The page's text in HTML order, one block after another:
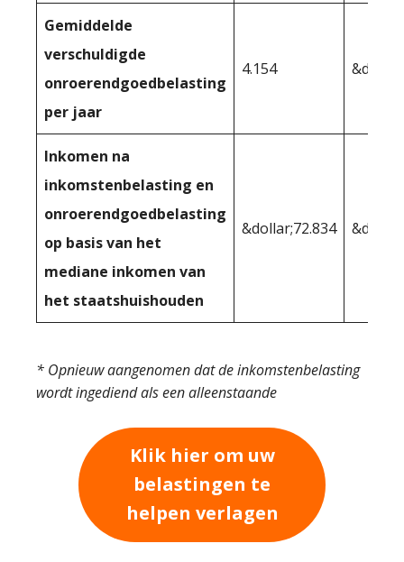
Gemiddelde
verschuldigde
onroerendgoedbelasting
per jaar
4.154
Inkomen na
inkomstenbelasting en
onroerendgoedbelasting
op basis van het
mediane inkomen van
het staatshuishouden
&dollar;72.834
* Opnieuw aangenomen dat de inkomstenbelasting
wordt ingediend als een alleenstaande
Klik hier om uw
belastingen te
helpen verlagen